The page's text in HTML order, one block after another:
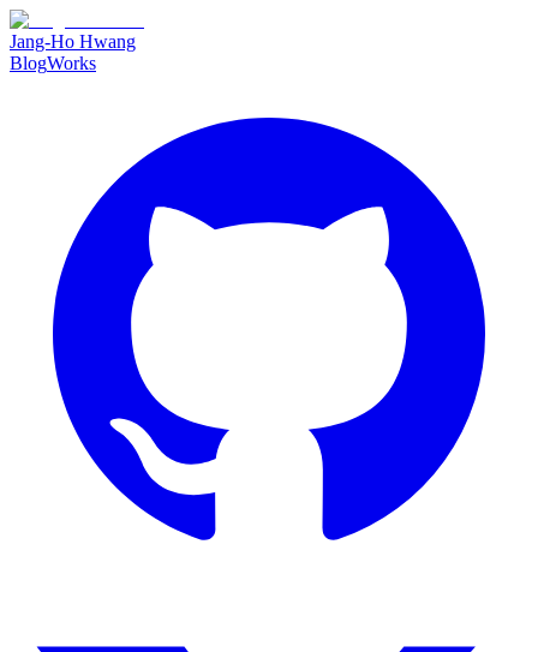
Jang-Ho Hwang
BlogWorks